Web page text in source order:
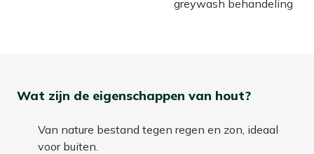
Wat zijn de eigenschappen van hout?
Van nature bestand tegen regen en zon, ideaal
voor buiten.